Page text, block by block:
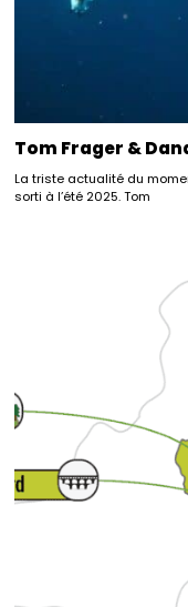
Tom Frager &
La triste actualité du
sorti à l’été 2025. Tom